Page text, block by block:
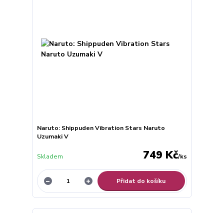
Naruto: Shippuden Vibration Stars Naruto
Uzumaki V
749 Kč/ks
Skladem
Přidat do košíku